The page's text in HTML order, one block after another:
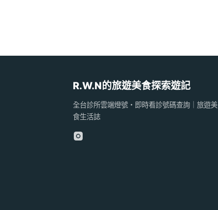
R.W.N的旅遊美食探索遊記
全台診所雲端燈號・即時看診號碼查詢｜旅遊美
食生活誌